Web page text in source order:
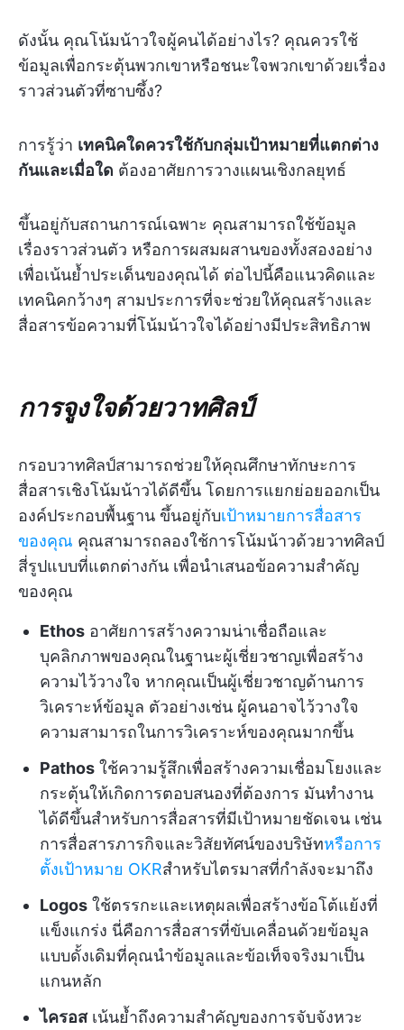
ดังนั้น คุณโน้มน้าวใจผู้คนได้อย่างไร? คุณควรใช้
ข้อมูลเพื่อกระตุ้นพวกเขาหรือชนะใจพวกเขาด้วยเรื่อง
ราวส่วนตัวที่ซาบซึ้ง?
การรู้ว่า เทคนิคใดควรใช้กับกลุ่มเป้าหมายที่แตกต่าง
กันและเมื่อใด ต้องอาศัยการวางแผนเชิงกลยุทธ์
ขึ้นอยู่กับสถานการณ์เฉพาะ คุณสามารถใช้ข้อมูล
เรื่องราวส่วนตัว หรือการผสมผสานของทั้งสองอย่าง
เพื่อเน้นย้ำประเด็นของคุณได้ ต่อไปนี้คือแนวคิดและ
เทคนิคกว้างๆ สามประการที่จะช่วยให้คุณสร้างและ
สื่อสารข้อความที่โน้มน้าวใจได้อย่างมีประสิทธิภาพ
การจูงใจด้วยวาทศิลป์
กรอบวาทศิลป์สามารถช่วยให้คุณศึกษาทักษะการ
สื่อสารเชิงโน้มน้าวได้ดีขึ้น โดยการแยกย่อยออกเป็น
องค์ประกอบพื้นฐาน ขึ้นอยู่กับเป้าหมายการสื่อสาร
ของคุณ คุณสามารถลองใช้การโน้มน้าวด้วยวาทศิลป์
สี่รูปแบบที่แตกต่างกัน เพื่อนำเสนอข้อความสำคัญ
ของคุณ
Ethos อาศัยการสร้างความน่าเชื่อถือและ
บุคลิกภาพของคุณในฐานะผู้เชี่ยวชาญเพื่อสร้าง
ความไว้วางใจ หากคุณเป็นผู้เชี่ยวชาญด้านการ
วิเคราะห์ข้อมูล ตัวอย่างเช่น ผู้คนอาจไว้วางใจ
ความสามารถในการวิเคราะห์ของคุณมากขึ้น
Pathos ใช้ความรู้สึกเพื่อสร้างความเชื่อมโยงและ
กระตุ้นให้เกิดการตอบสนองที่ต้องการ มันทำงาน
ได้ดีขึ้นสำหรับการสื่อสารที่มีเป้าหมายชัดเจน เช่น
การสื่อสารภารกิจและวิสัยทัศน์ของบริษัทหรือการ
ตั้งเป้าหมาย OKRสำหรับไตรมาสที่กำลังจะมาถึง
Logos ใช้ตรรกะและเหตุผลเพื่อสร้างข้อโต้แย้งที่
แข็งแกร่ง นี่คือการสื่อสารที่ขับเคลื่อนด้วยข้อมูล
แบบดั้งเดิมที่คุณนำข้อมูลและข้อเท็จจริงมาเป็น
แกนหลัก
ไครอสเน้นย้ำถึงความสำคัญของการจับจังหวะ